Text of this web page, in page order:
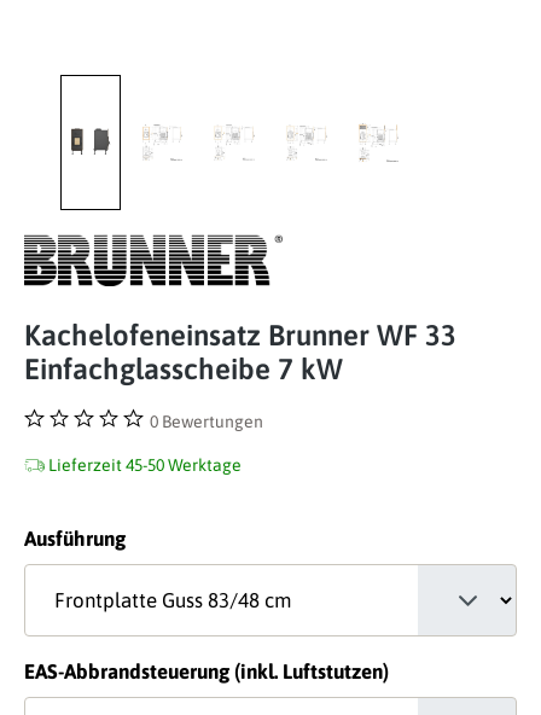
Kachelofeneinsatz Brunner WF 33
Einfachglasscheibe 7 kW
0 Bewertungen
Lieferzeit 45-50 Werktage
Ausführungauswählen
EAS-Abbrandsteuerung (inkl. Luftstutzen)auswählen